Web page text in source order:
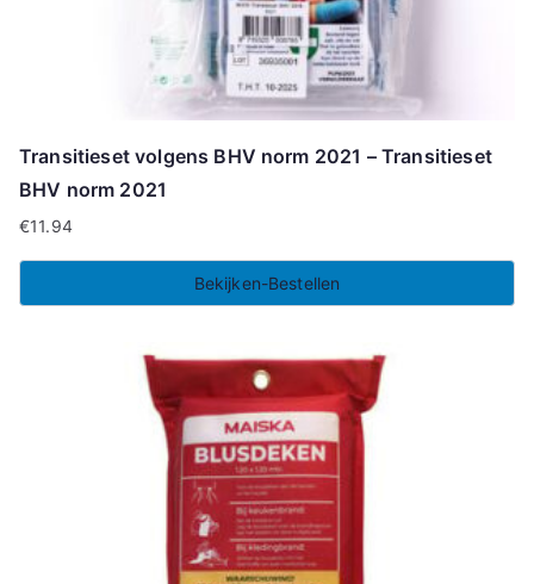
Transitieset volgens BHV norm 2021 – Transitieset
BHV norm 2021
€11.94
Bekijken-Bestellen